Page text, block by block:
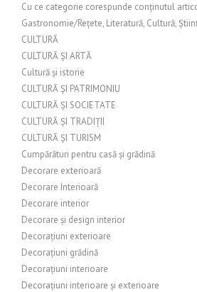
Cu ce categorie corespunde conținutul
Gastronomie/Rețete, Literatură, Cultură,
CULTURĂ
CULTURĂ ȘI ARTĂ
Cultură și istorie
CULTURĂ ȘI PATRIMONIU
CULTURĂ ȘI SOCIETATE
CULTURĂ ȘI TRADIȚII
CULTURĂ ȘI TURISM
Cumpărături pentru casă și grădină
Decorare exterioară
Decorare Interioară
Decorare interior
Decorare și design interior
Decorațiuni exterioare
Decorațiuni grădină
Decorațiuni interioare
Decorațiuni interioare și exterioare